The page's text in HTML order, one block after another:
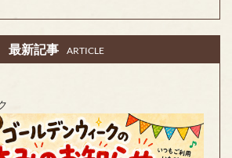
最新記事 ARTICLE